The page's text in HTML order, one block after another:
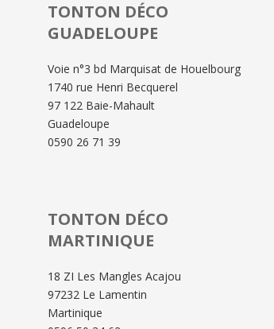
TONTON DÉCO
GUADELOUPE
Voie n°3 bd Marquisat de Houelbourg
1740 rue Henri Becquerel
97 122 Baie-Mahault
Guadeloupe
0590 26 71 39
TONTON DÉCO
MARTINIQUE
18 ZI Les Mangles Acajou
97232 Le Lamentin
Martinique